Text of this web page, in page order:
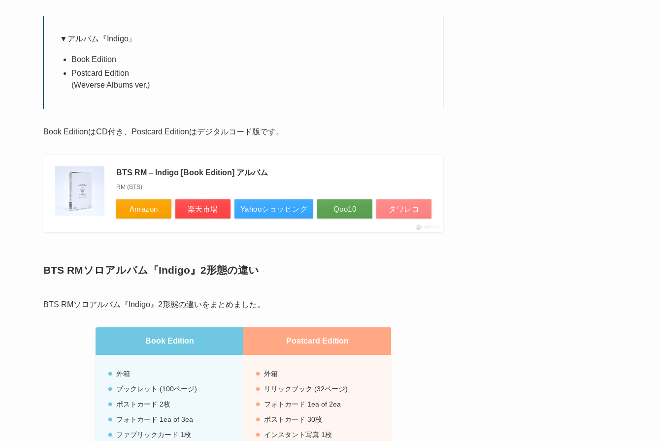
▼アルバム『Indigo』
Book Edition
Postcard Edition
(Weverse Albums ver.)
Book EditionはCD付き、Postcard Editionはデジタルコード版です。
BTS RM – Indigo [Book Edition] アルバム
RM (BTS)
Amazon 楽天市場 Yahooショッピング Qoo10 タワレコ
ポチップ
BTS RMソロアルバム『Indigo』2形態の違い
BTS RMソロアルバム『Indigo』2形態の違いをまとめました。
Book Edition Postcard Edition
外箱
ブックレット (100ページ)
ポストカード 2枚
フォトカード 1ea of 3ea
ファブリックカード 1枚
外箱
リリックブック (32ページ)
フォトカード 1ea of 2ea
ポストカード 30枚
インスタント写真 1枚